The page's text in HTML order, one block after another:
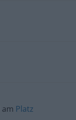
am Platz